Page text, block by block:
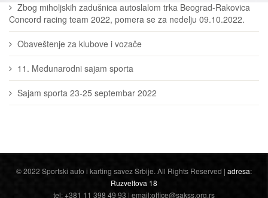
Zbog miholjskih zadušnica autoslalom trka Beograd-Rakovica
Concord racing team 2022, pomera se za nedelju 09.10.2022.
Obaveštenje za klubove i vozače
11. Međunarodni sajam sporta
Sajam sporta 23-25 septembar 2022
© 2022 Sportski auto i karting savez Srbije. All Rights Reserved | adresa:
Ruzveltova 18
tel: +381 11 398 49 93 | email:office@sakss.org.rs